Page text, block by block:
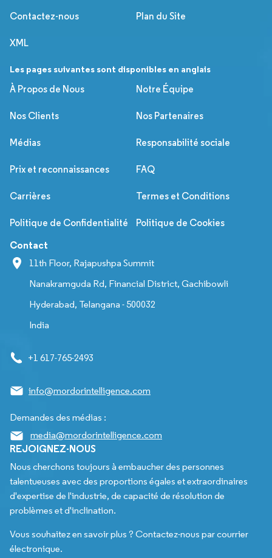
Contactez-nous Plan du Site
XML
Les pages suivantes sont disponibles en anglais
À Propos de Nous
Notre Équipe
Nos Clients Nos Partenaires
Médias Responsabilité sociale
Prix et reconnaissances FAQ
Carrières Termes et Conditions
Politique de Confidentialité Politique de Cookies
Contact
11th Floor, Rajapushpa Summit
Nanakramguda Rd, Financial District, Gachibowli
Hyderabad, Telangana - 500032
India
+1 617-765-2493
info@mordorintelligence.com
Demandes des médias :
media@mordorintelligence.com
REJOIGNEZ-NOUS
Nous cherchons toujours à embaucher des personnes
talentueuses avec des proportions égales et extraordinaires
d'expertise de l'industrie, de capacité de résolution de
problèmes et d'inclination.
Vous souhaitez en savoir plus ? Contactez-nous par courrier
électronique.